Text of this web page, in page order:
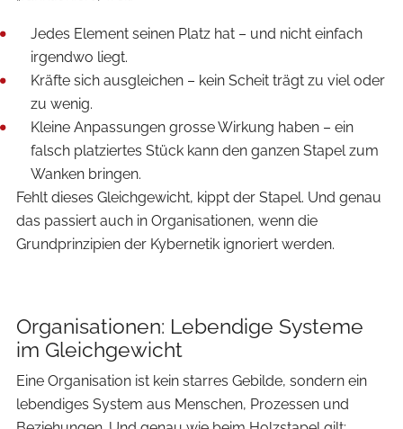
Jedes Element seinen Platz hat – und nicht einfach
irgendwo liegt.
Kräfte sich ausgleichen – kein Scheit trägt zu viel oder
zu wenig.
Kleine Anpassungen grosse Wirkung haben – ein
falsch platziertes Stück kann den ganzen Stapel zum
Wanken bringen.
Fehlt dieses Gleichgewicht, kippt der Stapel. Und genau
das passiert auch in Organisationen, wenn die
Grundprinzipien der Kybernetik ignoriert werden.
Organisationen: Lebendige Systeme
im Gleichgewicht
Eine Organisation ist kein starres Gebilde, sondern ein
lebendiges System aus Menschen, Prozessen und